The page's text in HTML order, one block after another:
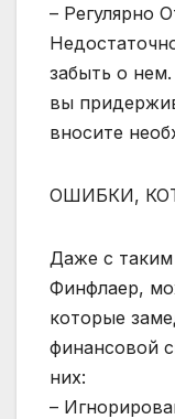
– Регулярно
забыть о
вы
вносите
ОШИБКИ,
Даже с
Финфлаер,
которые
финансовой
них:
–